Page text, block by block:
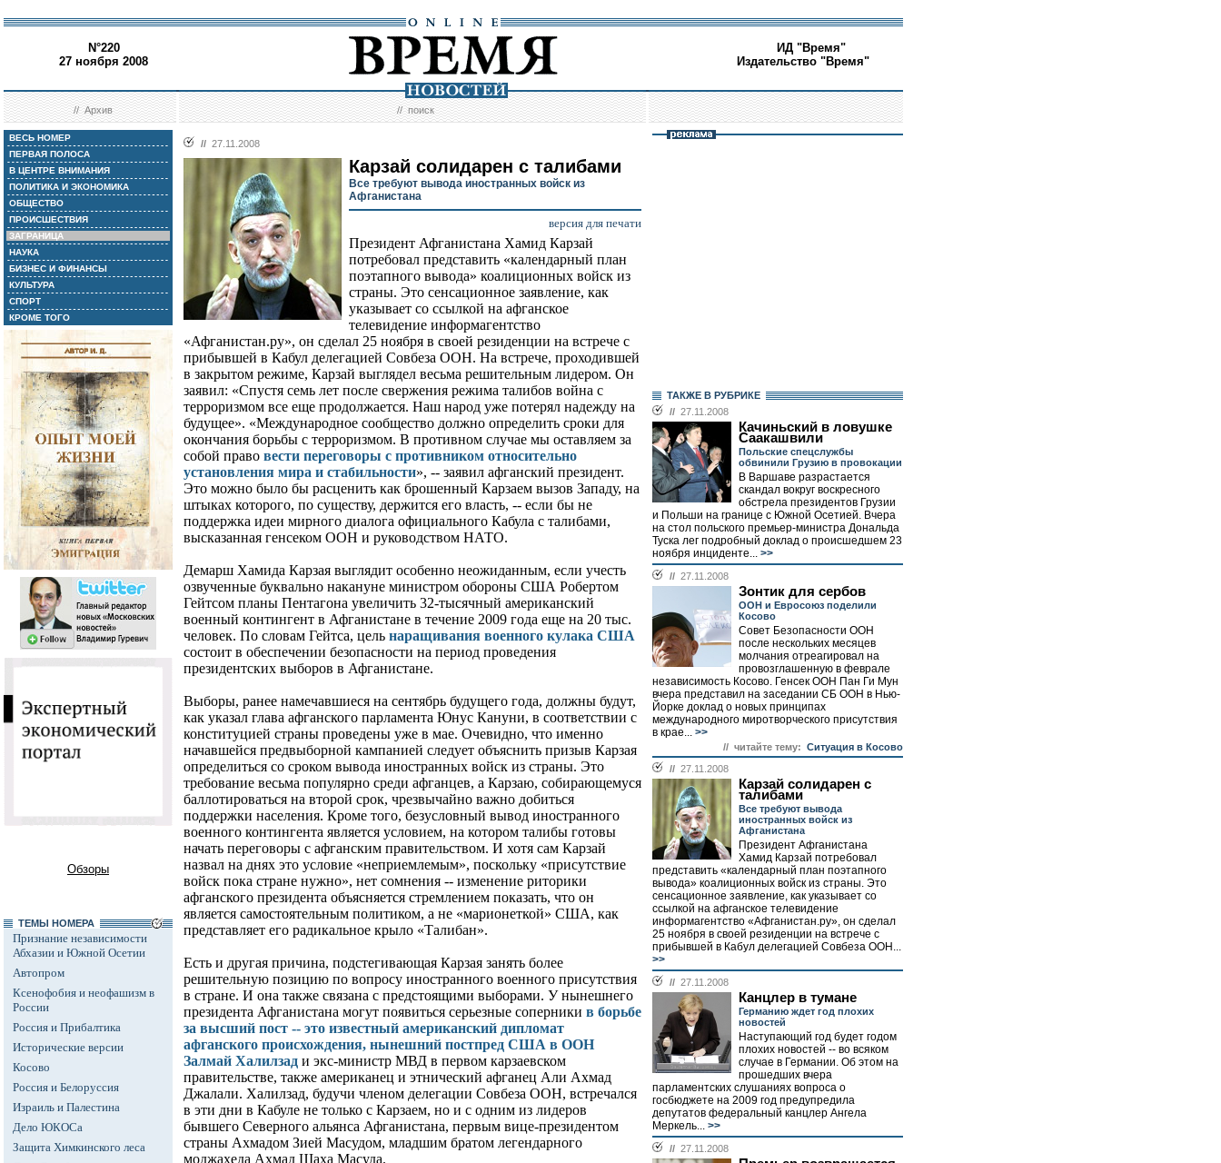
N°220
27 ноября 2008
ИД "Время"
Издательство "Время"
//Архив //поиск
ВЕСЬ НОМЕР
ПЕРВАЯ ПОЛОСА
В ЦЕНТРЕ ВНИМАНИЯ
ПОЛИТИКА И ЭКОНОМИКА
ОБЩЕСТВО
ПРОИСШЕСТВИЯ
ЗАГРАНИЦА
НАУКА
БИЗНЕС И ФИНАНСЫ
КУЛЬТУРА
СПОРТ
КРОМЕ ТОГО
Обзоры
ТЕМЫ НОМЕРА
Признание независимости
Абхазии и Южной Осетии
Автопром
Ксенофобия и неофашизм в
России
Россия и Прибалтика
Исторические версии
Косово
Россия и Белоруссия
Израиль и Палестина
Дело ЮКОСа
Защита Химкинского леса
// 27.11.2008
Карзай солидарен с талибами
Все требуют вывода иностранных войск из
Афганистана
версия для печати
Президент Афганистана Хамид Карзай
потребовал представить «календарный план
поэтапного вывода» коалиционных войск из
страны. Это сенсационное заявление, как
указывает со ссылкой на афганское
телевидение информагентство
«Афганистан.ру», он сделал 25 ноября в своей резиденции на встрече с
прибывшей в Кабул делегацией Совбеза ООН. На встрече, проходившей
в закрытом режиме, Карзай выглядел весьма решительным лидером. Он
заявил: «Спустя семь лет после свержения режима талибов война с
терроризмом все еще продолжается. Наш народ уже потерял надежду на
будущее». «Международное сообщество должно определить сроки для
окончания борьбы с терроризмом. В противном случае мы оставляем за
собой право вести переговоры с противником относительно
установления мира и стабильности», -- заявил афганский президент.
Это можно было бы расценить как брошенный Карзаем вызов Западу, на
штыках которого, по существу, держится его власть, -- если бы не
поддержка идеи мирного диалога официального Кабула с талибами,
высказанная генсеком ООН и руководством НАТО.
Демарш Хамида Карзая выглядит особенно неожиданным, если учесть
озвученные буквально накануне министром обороны США Робертом
Гейтсом планы Пентагона увеличить 32-тысячный американский
военный контингент в Афганистане в течение 2009 года еще на 20 тыс.
человек. По словам Гейтса, цель наращивания военного кулака США
состоит в обеспечении безопасности на период проведения
президентских выборов в Афганистане.
Выборы, ранее намечавшиеся на сентябрь будущего года, должны будут,
как указал глава афганского парламента Юнус Кануни, в соответствии с
конституцией страны проведены уже в мае. Очевидно, что именно
начавшейся предвыборной кампанией следует объяснить призыв Карзая
определиться со сроком вывода иностранных войск из страны. Это
требование весьма популярно среди афганцев, а Карзаю, собирающемуся
баллотироваться на второй срок, чрезвычайно важно добиться
поддержки населения. Кроме того, безусловный вывод иностранного
военного контингента является условием, на котором талибы готовы
начать переговоры с афганским правительством. И хотя сам Карзай
назвал на днях это условие «неприемлемым», поскольку «присутствие
войск пока стране нужно», нет сомнения -- изменение риторики
афганского президента объясняется стремлением показать, что он
является самостоятельным политиком, а не «марионеткой» США, как
представляет его радикальное крыло «Талибан».
Есть и другая причина, подстегивающая Карзая занять более
решительную позицию по вопросу иностранного военного присутствия
в стране. И она также связана с предстоящими выборами. У нынешнего
президента Афганистана могут появиться серьезные соперники в борьбе
за высший пост -- это известный американский дипломат
афганского происхождения, нынешний постпред США в ООН
Залмай Халилзад и экс-министр МВД в первом карзаевском
правительстве, также американец и этнический афганец Али Ахмад
Джалали. Халилзад, будучи членом делегации Совбеза ООН, встречался
в эти дни в Кабуле не только с Карзаем, но и с одним из лидеров
бывшего Северного альянса Афганистана, первым вице-президентом
страны Ахмадом Зией Масудом, младшим братом легендарного
моджахеда Ахмад Шаха Масуда.
ТАКЖЕ В РУБРИКЕ
// 27.11.2008
Качиньский в ловушке
Саакашвили
Польские спецслужбы
обвинили Грузию в провокации
В Варшаве разрастается
скандал вокруг воскресного
обстрела президентов Грузии
и Польши на границе с Южной Осетией. Вчера
на стол польского премьер-министра Дональда
Туска лег подробный доклад о происшедшем 23
ноября инциденте... >>
// 27.11.2008
Зонтик для сербов
ООН и Евросоюз поделили
Косово
Совет Безопасности ООН
после нескольких месяцев
молчания отреагировал на
провозглашенную в феврале
независимость Косово. Генсек ООН Пан Ги Мун
вчера представил на заседании СБ ООН в Нью-
Йорке доклад о новых принципах
международного миротворческого присутствия
в крае... >>
// читайте тему: Ситуация в Косово
// 27.11.2008
Карзай солидарен с
талибами
Все требуют вывода
иностранных войск из
Афганистана
Президент Афганистана
Хамид Карзай потребовал
представить «календарный план поэтапного
вывода» коалиционных войск из страны. Это
сенсационное заявление, как указывает со
ссылкой на афганское телевидение
информагентство «Афганистан.ру», он сделал
25 ноября в своей резиденции на встрече с
прибывшей в Кабул делегацией Совбеза ООН...
>>
// 27.11.2008
Канцлер в тумане
Германию ждет год плохих
новостей
Наступающий год будет годом
плохих новостей -- во всяком
случае в Германии. Об этом на
прошедших вчера
парламентских слушаниях вопроса о
госбюджете на 2009 год предупредила
депутатов федеральный канцлер Ангела
Меркель... >>
// 27.11.2008